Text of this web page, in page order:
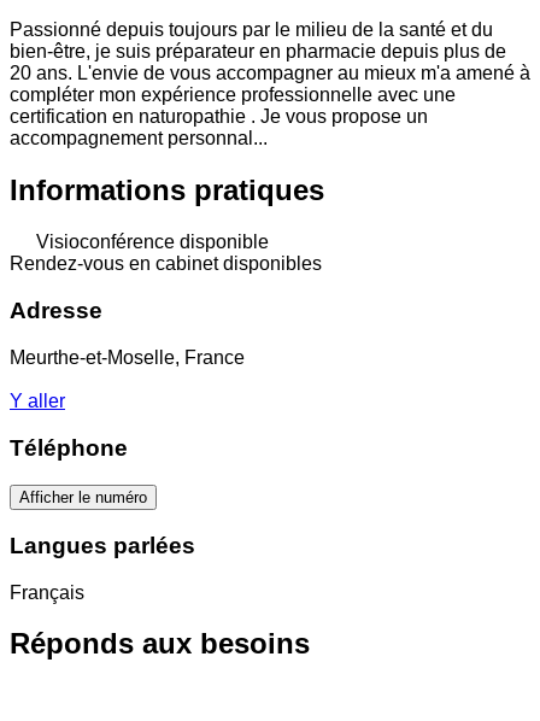
Passionné depuis toujours par le milieu de la santé et du
bien-être, je suis préparateur en pharmacie depuis plus de
20 ans. L'envie de vous accompagner au mieux m'a amené à
compléter mon expérience professionnelle avec une
certification en naturopathie . Je vous propose un
accompagnement personnal...
Informations pratiques
Visioconférence disponible
Rendez-vous en cabinet disponibles
Adresse
Meurthe-et-Moselle, France
Y aller
Téléphone
Afficher le numéro
Langues parlées
Français
Réponds aux besoins